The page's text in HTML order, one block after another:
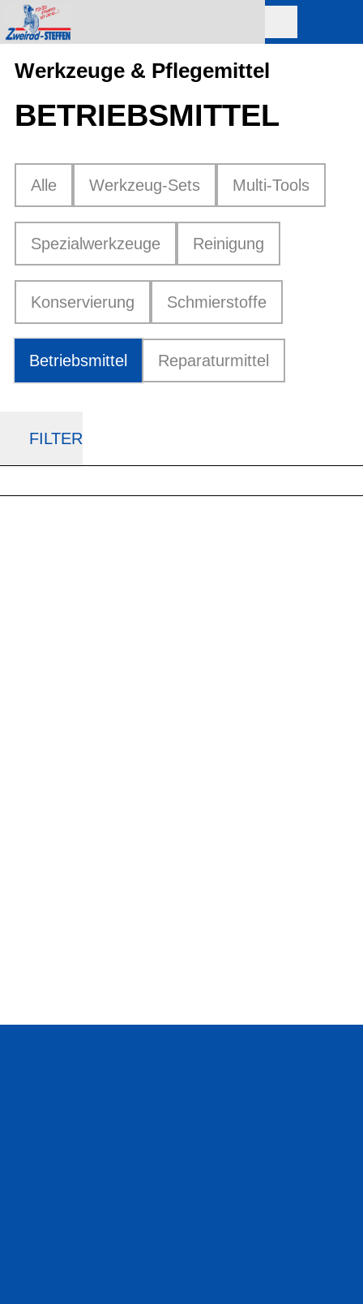
Werkzeuge & Pflegemittel
BETRIEBSMITTEL
Alle Werkzeug-Sets Multi-Tools
Spezialwerkzeuge Reinigung
Konservierung Schmierstoffe
Betriebsmittel Reparaturmittel
FILTER